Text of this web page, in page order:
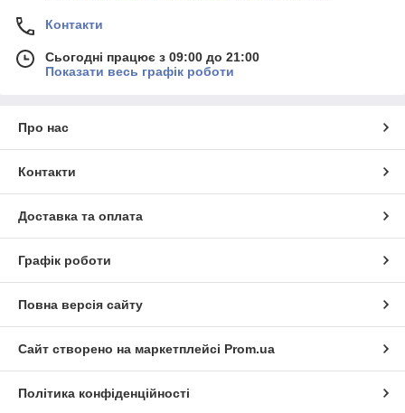
Контакти
Сьогодні працює з 09:00 до 21:00
Показати весь графік роботи
Про нас
Контакти
Доставка та оплата
Графік роботи
Повна версія сайту
Сайт створено на маркетплейсі Prom.ua
Політика конфіденційності